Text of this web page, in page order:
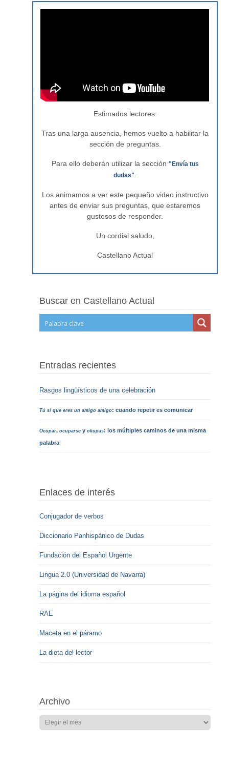
Estimados lectores:
Tras una larga ausencia, hemos vuelto a habilitar la
sección de preguntas.
Para ello deberán utilizar la sección "Envía tus
dudas"
Los animamos a ver este pequeño video instructivo
antes de enviar sus preguntas, que estaremos
gustosos de responder.
Un cordial saludo,
Castellano Actual
Buscar en Castellano Actual
Entradas recientes
Rasgos lingüísticos de una celebración
Tú sí que eres un amigo amigo: cuando repetir es comunicar
Ocupar,ocuparse yokupas: los múltiples caminos de una misma
palabra
Enlaces de interés
Conjugador de verbos
Diccionario Panhispánico de Dudas
Fundación del Español Urgente
Lingua 2.0 (Universidad de Navarra)
La página del idioma español
RAE
Maceta en el páramo
La dieta del lector
Archivo